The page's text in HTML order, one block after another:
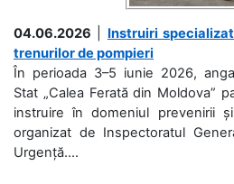
04.06.2026
Instruiri
trenurilor de pompieri
În perioada 3–5 iunie 2026,
Stat „Calea Ferată din Moldova”
instruire în domeniul prevenirii
organizat de Inspectoratul
Urgență....